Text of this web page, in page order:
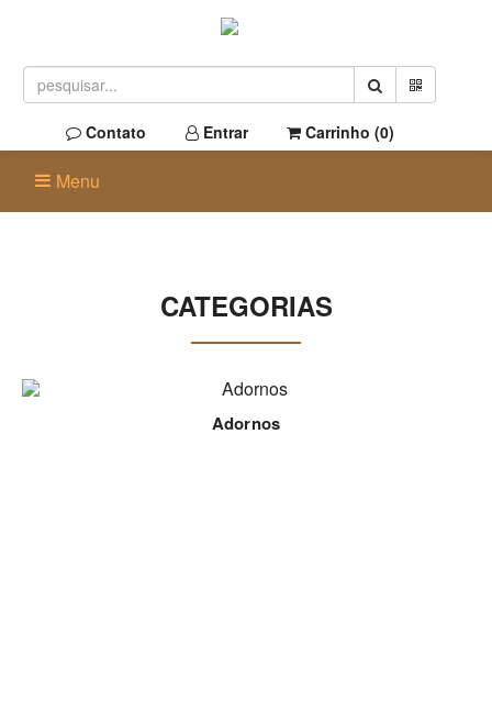
Contato Entrar Carrinho (0)
Menu
CATEGORIAS
Adornos